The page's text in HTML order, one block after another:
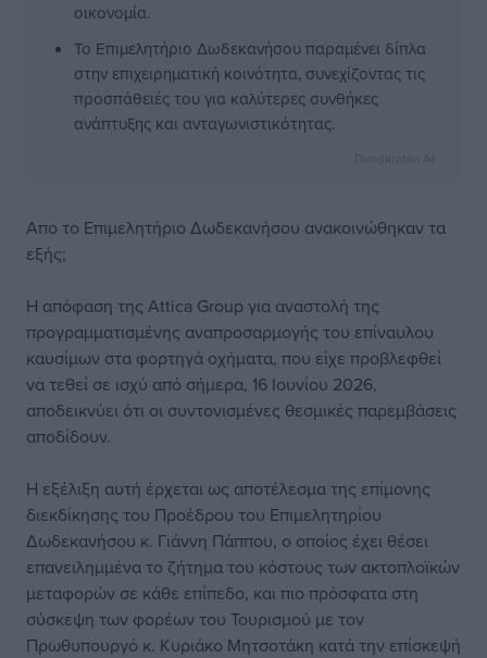
οικονομία.
Το Επιμελητήριο Δωδεκανήσου παραμένει δίπλα
στην επιχειρηματική κοινότητα, συνεχίζοντας τις
προσπάθειές του για καλύτερες συνθήκες
ανάπτυξης και ανταγωνιστικότητας.
Απο το Επιμελητήριο Δωδεκανήσου ανακοινώθηκαν τα
εξής;
Η απόφαση της Attica Group για αναστολή της
προγραμματισμένης αναπροσαρμογής του επίναυλου
καυσίμων στα φορτηγά οχήματα, που είχε προβλεφθεί
να τεθεί σε ισχύ από σήμερα, 16 Ιουνίου 2026,
αποδεικνύει ότι οι συντονισμένες θεσμικές παρεμβάσεις
αποδίδουν.
Η εξέλιξη αυτή έρχεται ως αποτέλεσμα της επίμονης
διεκδίκησης του Προέδρου του Επιμελητηρίου
Δωδεκανήσου κ. Γιάννη Πάππου, ο οποίος έχει θέσει
επανειλημμένα το ζήτημα του κόστους των ακτοπλοϊκών
μεταφορών σε κάθε επίπεδο, και πιο πρόσφατα στη
σύσκεψη των φορέων του Τουρισμού με τον
Πρωθυπουργό κ. Κυριάκο Μητσοτάκη κατά την επίσκεψή